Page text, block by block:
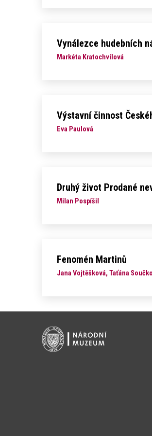
Vynálezce hudebních
Markéta Kratochvílová
Výstavní činnost
Eva Paulová
Druhý život Prodané
Milan Pospíšil
Fenomén Martinů
Jana Vojtěšková, Taťána